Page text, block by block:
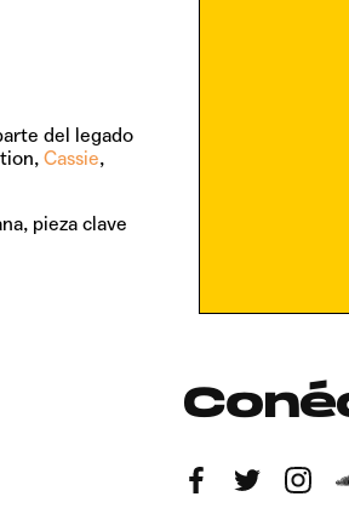
del legado
Cassie,
pieza clave